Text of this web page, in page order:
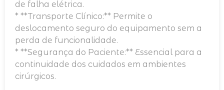
de falha elétrica.
* **Transporte Clínico:** Permite o
deslocamento seguro do equipamento sem a
perda de funcionalidade.
* **Segurança do Paciente:** Essencial para a
continuidade dos cuidados em ambientes
cirúrgicos.